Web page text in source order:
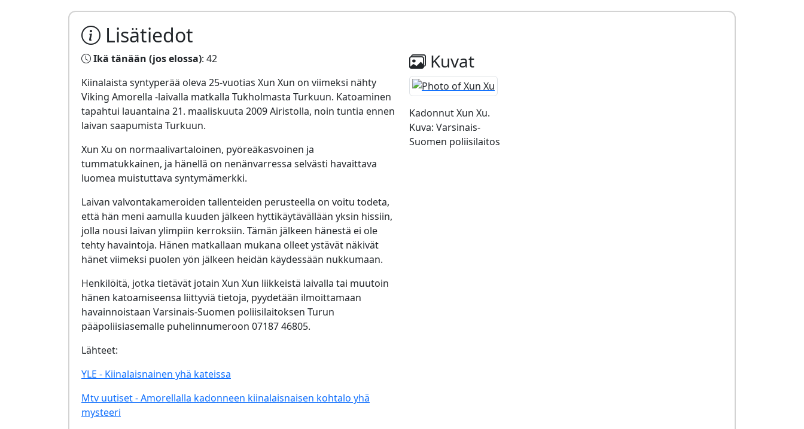
Lisätiedot
Ikä tänään (jos elossa): 42
Kiinalaista syntyperää oleva 25-vuotias Xun Xun on viimeksi nähty
Viking Amorella -laivalla matkalla Tukholmasta Turkuun. Katoaminen
tapahtui lauantaina 21. maaliskuuta 2009 Airistolla, noin tuntia ennen
laivan saapumista Turkuun.
Xun Xu on normaalivartaloinen, pyöreäkasvoinen ja
tummatukkainen, ja hänellä on nenänvarressa selvästi havaittava
luomea muistuttava syntymämerkki.
Laivan valvontakameroiden tallenteiden perusteella on voitu todeta,
että hän meni aamulla kuuden jälkeen hyttikäytävällään yksin hissiin,
jolla nousi laivan ylimpiin kerroksiin. Tämän jälkeen hänestä ei ole
tehty havaintoja. Hänen matkallaan mukana olleet ystävät näkivät
hänet viimeksi puolen yön jälkeen heidän käydessään nukkumaan.
Henkilöitä, jotka tietävät jotain Xun Xun liikkeistä laivalla tai muutoin
hänen katoamiseensa liittyviä tietoja, pyydetään ilmoittamaan
havainnoistaan Varsinais-Suomen poliisilaitoksen Turun
pääpoliisiasemalle puhelinnumeroon 07187 46805.
Lähteet:
YLE - Kiinalaisnainen yhä kateissa
Mtv uutiset - Amorellalla kadonneen kiinalaisnaisen kohtalo yhä
mysteeri
Kuvat
Kadonnut Xun Xu.
Kuva: Varsinais-
Suomen poliisilaitos